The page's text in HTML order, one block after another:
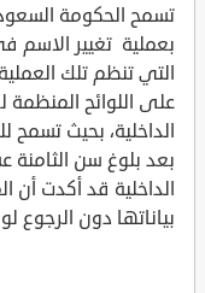
تسمح الحكومة
بعملية تغيير الاسم
التي تنظم تلك
على اللوائح المنظمة
الداخلية، بحيث
بعد بلوغ سن الثامنة
الداخلية قد أكدت أن
بياناتها دون